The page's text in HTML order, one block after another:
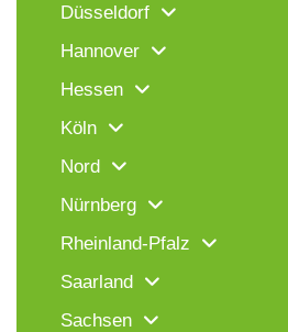
Düsseldorf
Hannover
Hessen
Köln
Nord
Nürnberg
Rheinland-Pfalz
Saarland
Sachsen